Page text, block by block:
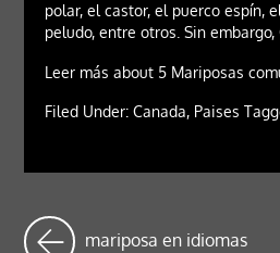
polar, el castor, el puerco espín,
peludo, entre otros. Sin embargo,
Leer más about 5 Mariposas
Filed Under: Canada, Paises
mariposa en idiomas